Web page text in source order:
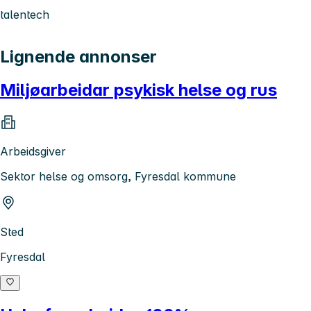
talentech
Lignende annonser
Miljøarbeidar psykisk helse og rus
Arbeidsgiver
Sektor helse og omsorg, Fyresdal kommune
Sted
Fyresdal